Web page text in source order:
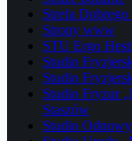
Strefa
Strony www
STU Ergo
Studio
Studio
Studio Fryzur
Staszów
Studio